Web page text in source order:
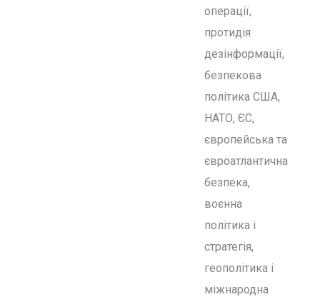
операції,
протидія
дезінформації,
безпекова
політика США,
НАТО, ЄС,
європейська та
євроатлантична
безпека,
воєнна
політика і
стратегія,
геополітика і
міжнародна